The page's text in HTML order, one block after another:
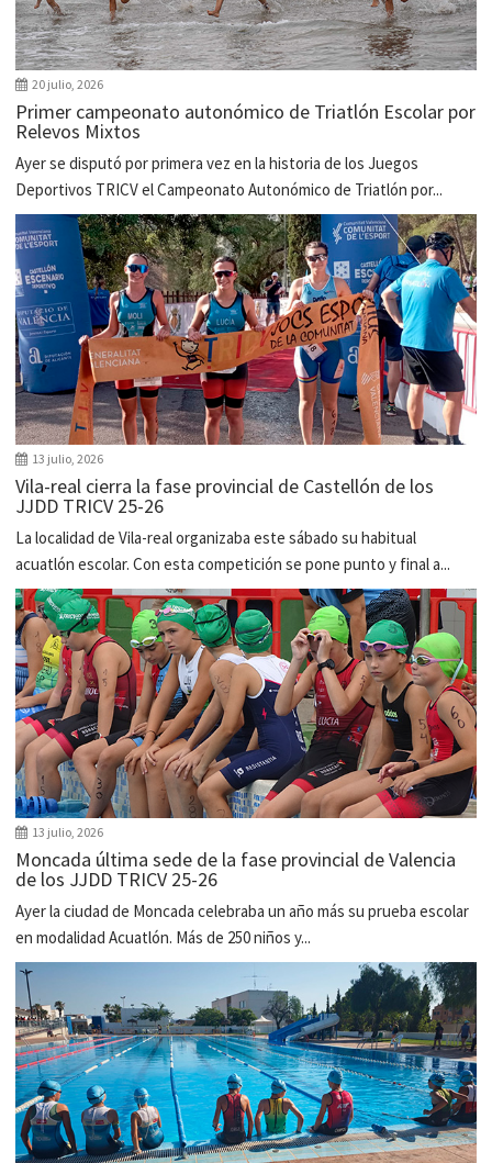
20 julio, 2026
Primer campeonato autonómico de Triatlón Escolar por
Relevos Mixtos
Ayer se disputó por primera vez en la historia de los Juegos
Deportivos TRICV el Campeonato Autonómico de Triatlón por...
13 julio, 2026
Vila-real cierra la fase provincial de Castellón de los
JJDD TRICV 25-26
La localidad de Vila-real organizaba este sábado su habitual
acuatlón escolar. Con esta competición se pone punto y final a...
13 julio, 2026
Moncada última sede de la fase provincial de Valencia
de los JJDD TRICV 25-26
Ayer la ciudad de Moncada celebraba un año más su prueba escolar
en modalidad Acuatlón. Más de 250 niños y...